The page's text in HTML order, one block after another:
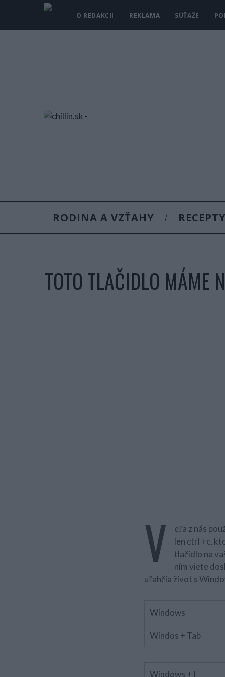
O REDAKCII REKLAMA SÚŤAŽE
RODINA A VZŤAHY RECEPTY
TOTO TLAČIDLO MÁME
V
eľa z nás
len ctrl +c,
tlačidlo na
ním viete
uľahčia život s
Windows
Windos + Tab
Windows + I